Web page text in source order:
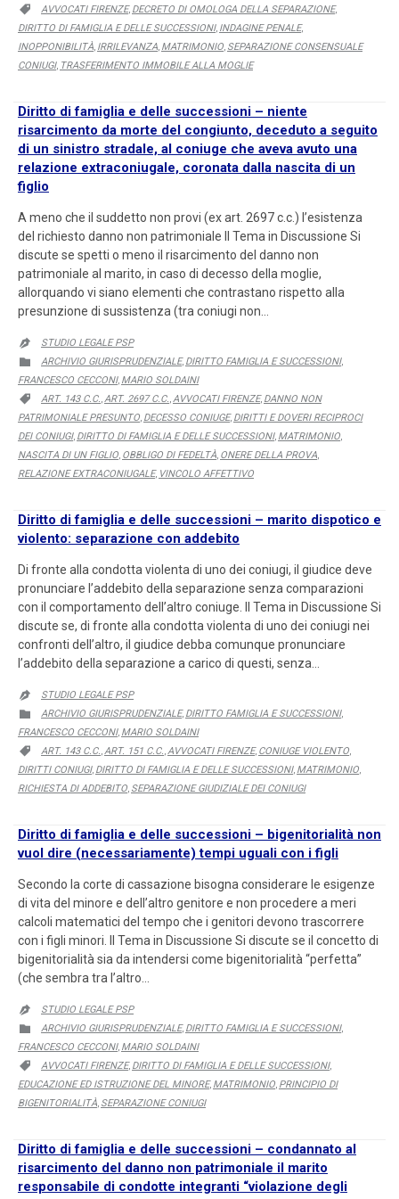
 CATEGORY
AVVOCATI FIRENZE, DECRETO DI OMOLOGA DELLA SEPARAZIONE,
DIRITTO DI FAMIGLIA E DELLE SUCCESSIONI, INDAGINE PENALE,
INOPPONIBILITÀ IRRILEVANZA MATRIMONIO SEPARAZIONE CONSENSUALE
CONIUGI, TRASFERIMENTO IMMOBILE ALLA MOGLIE
Diritto di famiglia e delle successioni – niente
risarcimento da morte del congiunto, deceduto a seguito
di un sinistro stradale, al coniuge che aveva avuto una
relazione extraconiugale, coronata dalla nascita di un
figlio
A meno che il suddetto non provi (ex art. 2697 c.c.) l’esistenza
del richiesto danno non patrimoniale Il Tema in Discussione Si
discute se spetti o meno il risarcimento del danno non
patrimoniale al marito, in caso di decesso della moglie,
allorquando vi siano elementi che contrastano rispetto alla
presunzione di sussistenza (tra coniugi non…

STUDIO LEGALE PSP

CATEGORY
ARCHIVIO GIURISPRUDENZIALE, DIRITTO FAMIGLIA E SUCCESSIONI,
FRANCESCO CECCONI, MARIO SOLDAINI

CATEGORY
ART. 143 C.C. ART. 2697 C.C. AVVOCATI FIRENZE, DANNO NON
PATRIMONIALE PRESUNTO DECESSO CONIUGE, DIRITTI E DOVERI RECIPROCI
DEI CONIUGI, DIRITTO DI FAMIGLIA E DELLE SUCCESSIONI, MATRIMONIO
NASCITA DI UN FIGLIO OBBLIGO DI FEDELTÀ ONERE DELLA PROVA
RELAZIONE EXTRACONIUGALE, VINCOLO AFFETTIVO
Diritto di famiglia e delle successioni – marito dispotico e
violento: separazione con addebito
Di fronte alla condotta violenta di uno dei coniugi, il giudice deve
pronunciare l’addebito della separazione senza comparazioni
con il comportamento dell’altro coniuge. Il Tema in Discussione Si
discute se, di fronte alla condotta violenta di uno dei coniugi nei
confronti dell’altro, il giudice debba comunque pronunciare
l’addebito della separazione a carico di questi, senza…

STUDIO LEGALE PSP

CATEGORY
ARCHIVIO GIURISPRUDENZIALE, DIRITTO FAMIGLIA E SUCCESSIONI,
FRANCESCO CECCONI, MARIO SOLDAINI

CATEGORY
ART. 143 C.C. ART. 151 C.C. AVVOCATI FIRENZE, CONIUGE VIOLENTO
DIRITTI CONIUGI, DIRITTO DI FAMIGLIA E DELLE SUCCESSIONI, MATRIMONIO
RICHIESTA DI ADDEBITO SEPARAZIONE GIUDIZIALE DEI CONIUGI
Diritto di famiglia e delle successioni – bigenitorialità non
vuol dire (necessariamente) tempi uguali con i figli
Secondo la corte di cassazione bisogna considerare le esigenze
di vita del minore e dell’altro genitore e non procedere a meri
calcoli matematici del tempo che i genitori devono trascorrere
con i figli minori. Il Tema in Discussione Si discute se il concetto di
bigenitorialità sia da intendersi come bigenitorialità “perfetta”
(che sembra tra l’altro…

STUDIO LEGALE PSP

CATEGORY
ARCHIVIO GIURISPRUDENZIALE, DIRITTO FAMIGLIA E SUCCESSIONI,
FRANCESCO CECCONI, MARIO SOLDAINI

CATEGORY
AVVOCATI FIRENZE, DIRITTO DI FAMIGLIA E DELLE SUCCESSIONI,
EDUCAZIONE ED ISTRUZIONE DEL MINORE, MATRIMONIO PRINCIPIO DI
BIGENITORIALITÀ SEPARAZIONE CONIUGI
Diritto di famiglia e delle successioni – condannato al
risarcimento del danno non patrimoniale il marito
responsabile di condotte integranti “violazione degli